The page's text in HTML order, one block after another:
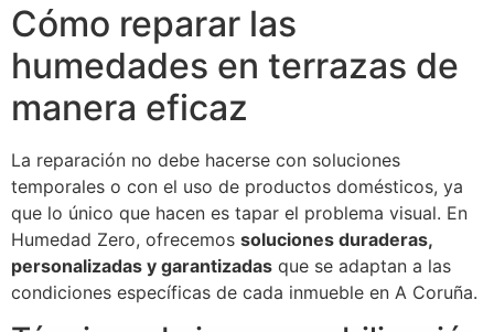
Cómo reparar las
humedades en terrazas de
manera eficaz
La reparación no debe hacerse con soluciones
temporales o con el uso de productos domésticos, ya
que lo único que hacen es tapar el problema visual. En
Humedad Zero, ofrecemos soluciones duraderas,
personalizadas y garantizadas que se adaptan a las
condiciones específicas de cada inmueble en A Coruña.